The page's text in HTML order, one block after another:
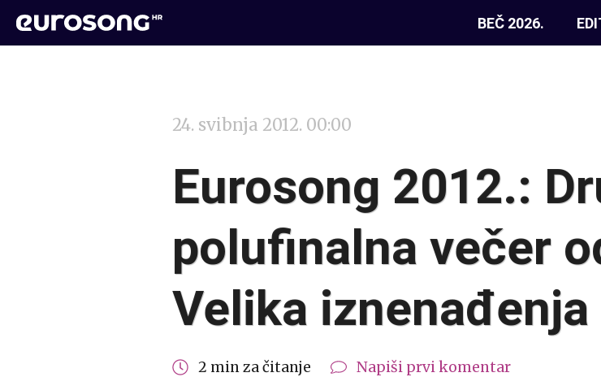
BEČ 2026.
24. svibnja 2012. 00:00
Eurosong 2012.:
polufinalna večer
Velika
2 min za čitanje Napiši prvi komentar